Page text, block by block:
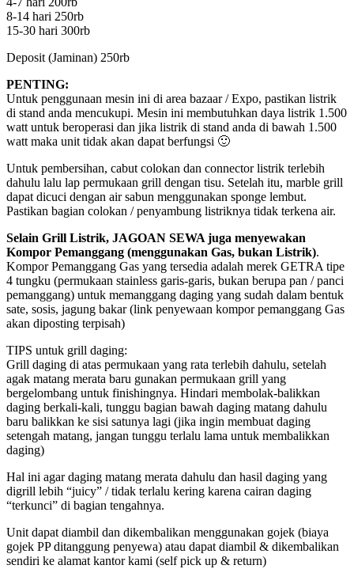
8-14 hari 250rb
15-30 hari 300rb
Deposit (Jaminan) 250rb
PENTING:
Untuk penggunaan mesin ini di area bazaar / Expo, pastikan listrik
di stand anda mencukupi. Mesin ini membutuhkan daya listrik 1.500
watt untuk beroperasi dan jika listrik di stand anda di bawah 1.500
watt maka unit tidak akan dapat berfungsi 🙂
Untuk pembersihan, cabut colokan dan connector listrik terlebih
dahulu lalu lap permukaan grill dengan tisu. Setelah itu, marble grill
dapat dicuci dengan air sabun menggunakan sponge lembut.
Pastikan bagian colokan / penyambung listriknya tidak terkena air.
Selain Grill Listrik, JAGOAN SEWA juga menyewakan
Kompor Pemanggang (menggunakan Gas, bukan Listrik).
Kompor Pemanggang Gas yang tersedia adalah merek GETRA tipe
4 tungku (permukaan stainless garis-garis, bukan berupa pan / panci
pemanggang) untuk memanggang daging yang sudah dalam bentuk
sate, sosis, jagung bakar (link penyewaan kompor pemanggang Gas
akan diposting terpisah)
TIPS untuk grill daging:
Grill daging di atas permukaan yang rata terlebih dahulu, setelah
agak matang merata baru gunakan permukaan grill yang
bergelombang untuk finishingnya. Hindari membolak-balikkan
daging berkali-kali, tunggu bagian bawah daging matang dahulu
baru balikkan ke sisi satunya lagi (jika ingin membuat daging
setengah matang, jangan tunggu terlalu lama untuk membalikkan
daging)
Hal ini agar daging matang merata dahulu dan hasil daging yang
digrill lebih “juicy” / tidak terlalu kering karena cairan daging
“terkunci” di bagian tengahnya.
Unit dapat diambil dan dikembalikan menggunakan gojek (biaya
gojek PP ditanggung penyewa) atau dapat diambil & dikembalikan
sendiri ke alamat kantor kami (self pick up & return)